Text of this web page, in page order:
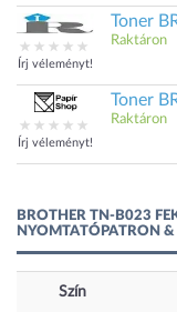
Írj véleményt!
Toner
Raktáron
Írj véleményt!
Toner
Raktáron
BROTHER TN-B023
NYOMTATÓPATRON &
Szín